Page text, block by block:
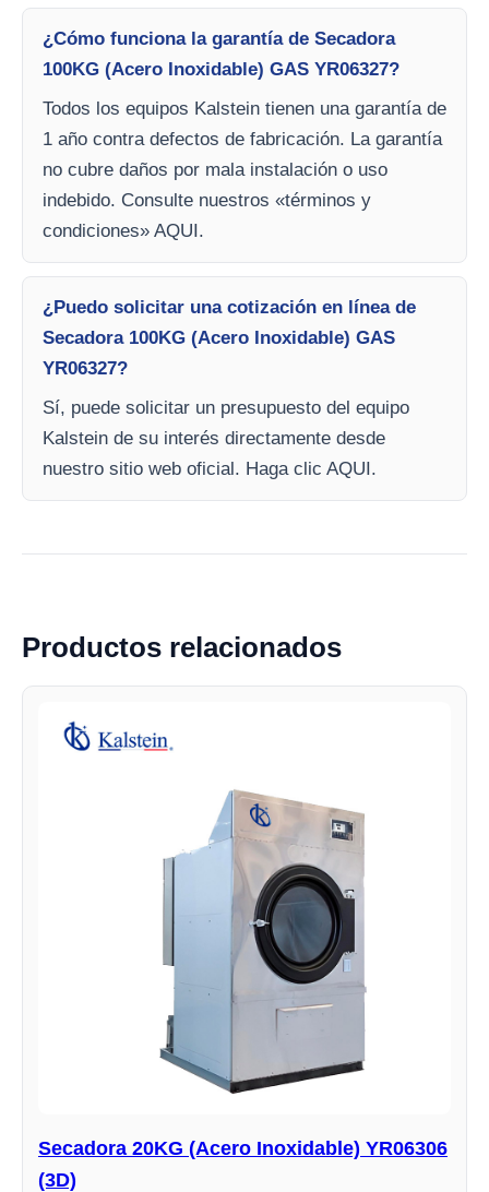
¿Cómo funciona la garantía de Secadora
100KG (Acero Inoxidable) GAS YR06327?
Todos los equipos Kalstein tienen una garantía de
1 año contra defectos de fabricación. La garantía
no cubre daños por mala instalación o uso
indebido. Consulte nuestros «términos y
condiciones» AQUI.
¿Puedo solicitar una cotización en línea de
Secadora 100KG (Acero Inoxidable) GAS
YR06327?
Sí, puede solicitar un presupuesto del equipo
Kalstein de su interés directamente desde
nuestro sitio web oficial. Haga clic AQUI.
Productos relacionados
Secadora 20KG (Acero Inoxidable) YR06306
(3D)